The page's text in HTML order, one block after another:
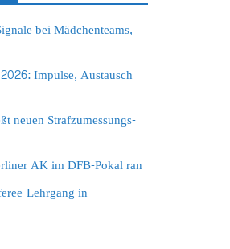
bei Mädchenteams,
Impulse, Austausch
neuen Strafzumessungs-
AK im DFB-Pokal ran
Lehrgang in